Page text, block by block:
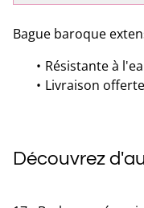
Bague baroque
Résistante à
Livraison
Découvrez